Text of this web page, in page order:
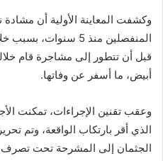
وكشفت المعاينة الأولية أن
المنفصلين منذ 5
قبل أن تتطور إلى مشاجرة قام
أبيض، ما أسفر عن وفاتها.
وعقب تقنين الإجراءات، تمكنت
الذي أقر بارتكاب الواقعة، وتم
الجثمان إلى المشرحة تحت